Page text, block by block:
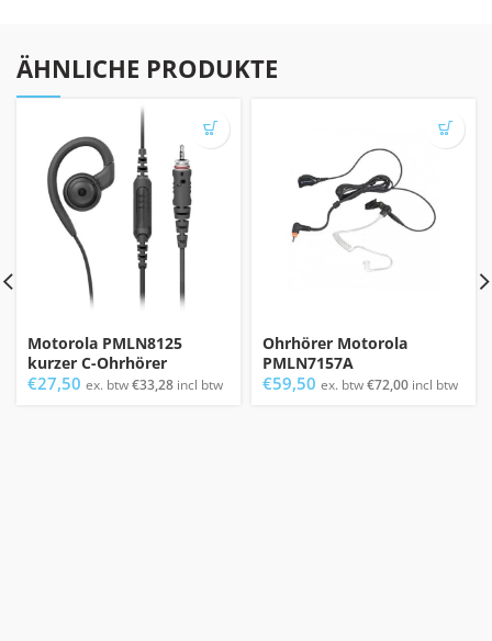
ÄHNLICHE PRODUKTE
Motorola PMLN8125
kurzer C-Ohrhörer
€27,50 ex. btw€33,28 incl btw
Ohrhörer Motorola
PMLN7157A
€59,50 ex. btw€72,00 incl btw